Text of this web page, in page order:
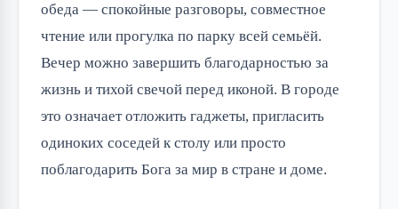
обеда — спокойные разговоры, совместное
чтение или прогулка по парку всей семьёй.
Вечер можно завершить благодарностью за
жизнь и тихой свечой перед иконой. В городе
это означает отложить гаджеты, пригласить
одиноких соседей к столу или просто
поблагодарить Бога за мир в стране и доме.